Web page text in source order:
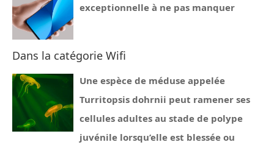
exceptionnelle à ne pas manquer
Dans la catégorie Wifi
Une espèce de méduse appelée
Turritopsis dohrnii peut ramener ses
cellules adultes au stade de polype
juvénile lorsqu’elle est blessée ou